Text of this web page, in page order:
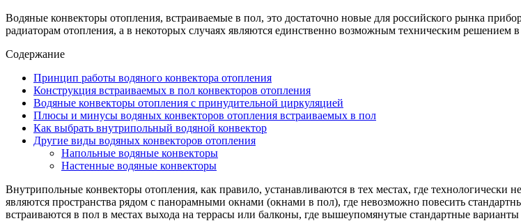
Водяные конвекторы отопления, встраиваемые в пол, это достаточно новые для российского рынка
радиаторам отопления, а в некоторых случаях являются единственно возможным техническим решением
Содержание
Принцип работы водяного конвектора отопления
Конструкция встраиваемых в пол конвекторов отопления
Водяные конвекторы отопления с принудительной циркуляцией
Плюсы и минусы водяных конвекторов отопления встраиваемых в пол
Как выбрать внутрипольный водяной конвектор
Другие виды водяных конвекторов отопления
Напольные водяные конвекторы
Настенные водяные конвекторы
Внутрипольные конвекторы отопления, как правило, устанавливаются в тех местах, где
являются пространства рядом с панорамными окнами (окнами в пол), где невозможно повесить
встраиваются в пол в местах выхода на террасы или балконы, где вышеупомянутые стандартные варианты